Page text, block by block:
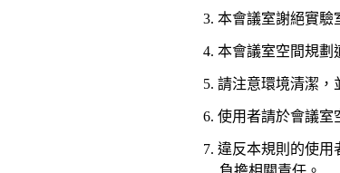
3. 本會議室謝絕實驗
4. 本會議室空間規劃
5. 請注意環境清潔，
6. 使用者請於會議室
7. 違反本規則的使